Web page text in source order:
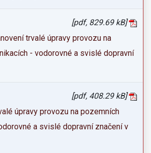
[pdf, 829.69 kB]
trvalé úpravy provozu na
- vodorovné a svislé dopravní
[pdf, 408.29 kB]
úpravy provozu na pozemních
a svislé dopravní značení v